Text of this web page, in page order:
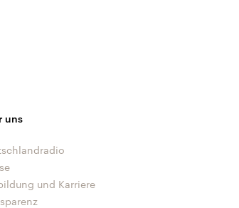
uns
und Karriere